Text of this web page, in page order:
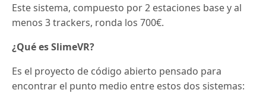
Este sistema, compuesto por 2 estaciones base y al
menos 3 trackers, ronda los 700€.
¿Qué es SlimeVR?
Es el proyecto de código abierto pensado para
encontrar el punto medio entre estos dos sistemas: